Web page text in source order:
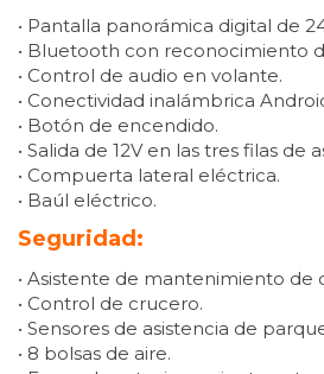
• Pantalla panorámica digital de
• Bluetooth con reconocimiento
• Control de audio en volante.
• Conectividad inalámbrica
• Botón de encendido.
• Salida de 12V en las tres filas de
• Compuerta lateral eléctrica.
• Baúl eléctrico.
Seguridad:
• Asistente de mantenimiento de
• Control de crucero.
• Sensores de asistencia de
• 8 bolsas de aire.